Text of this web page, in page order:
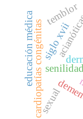
cardiopatías congénitas
educación médica siglo xvii
temblor
sexual